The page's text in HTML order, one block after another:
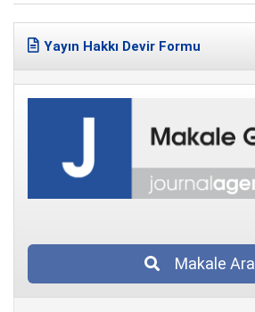
Yayın Hakkı Devir Formu
Makale Ara